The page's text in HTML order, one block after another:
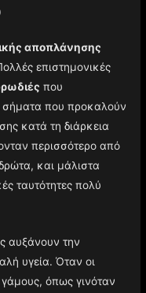
αποπλάνησης
επιστημονικές
που
σήματα που προκαλούν
κατά τη διάρκεια
περισσότερο από
και μάλιστα
ταυτότητες πολύ
αυξάνουν την
υγεία. Όταν οι
όπως γινόταν